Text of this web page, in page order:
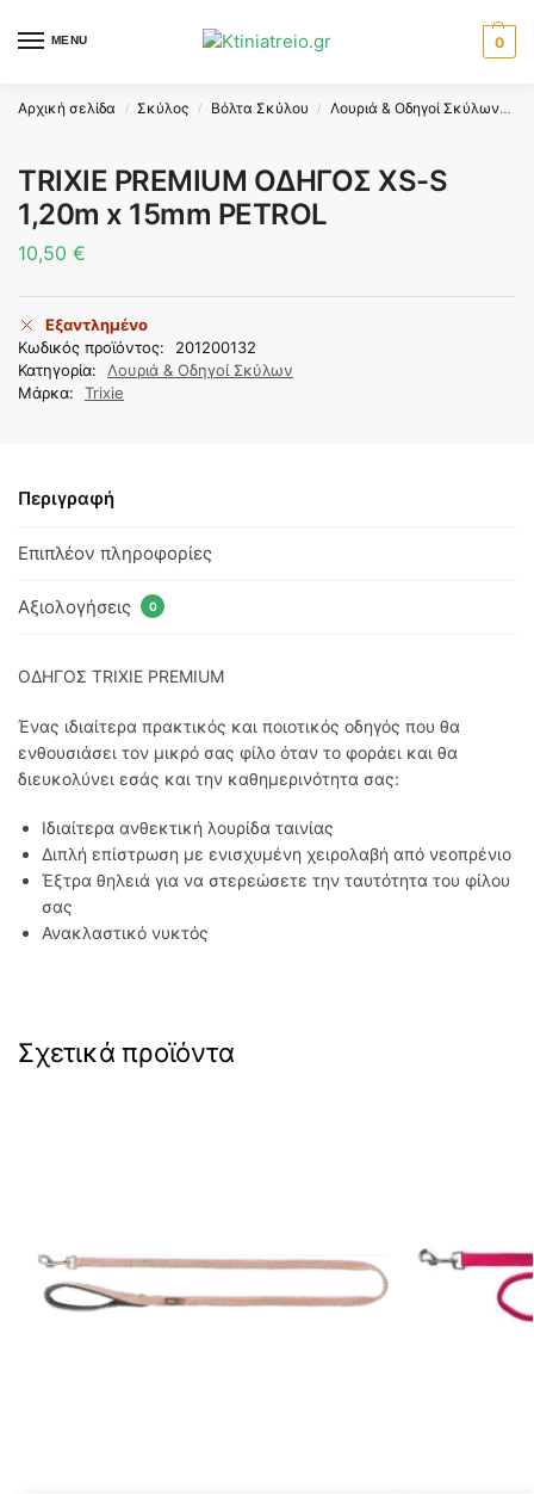
MENU 0
Αρχική σελίδα / Σκύλος / Βόλτα Σκύλου / Λουριά & Οδηγοί Σκύλων
TRIXIE PREMIUM ΟΔΗΓΟΣ XS-S
1,20m x 15mm PETROL
10,50 €
Εξαντλημένο
Κωδικός προϊόντος:
201200132
Κατηγορία:
Λουριά & Οδηγοί Σκύλων
Μάρκα:
Trixie
Περιγραφή
Επιπλέον πληροφορίες
Αξιολογήσεις 0
ΟΔΗΓΟΣ TRIXIE PREMIUM
Ένας ιδιαίτερα πρακτικός και ποιοτικός οδηγός που θα
ενθουσιάσει τον μικρό σας φίλο όταν το φοράει και θα
διευκολύνει εσάς και την καθημερινότητα σας:
Ιδιαίτερα ανθεκτική λουρίδα ταινίας
Διπλή επίστρωση με ενισχυμένη χειρολαβή από νεοπρένιο
Έξτρα θηλειά για να στερεώσετε την ταυτότητα του φίλου
σας
Ανακλαστικό νυκτός
Σχετικά προϊόντα